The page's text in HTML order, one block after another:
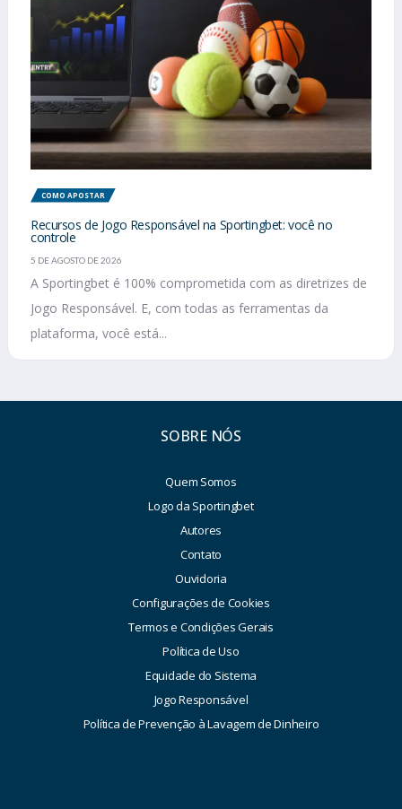
COMO APOSTAR
Recursos de Jogo Responsável na Sportingbet: você no
controle
5 DE AGOSTO DE 2026
A Sportingbet é 100% comprometida com as diretrizes de
Jogo Responsável. E, com todas as ferramentas da
plataforma, você está...
SOBRE NÓS
Quem Somos
Logo da Sportingbet
Autores
Contato
Ouvidoria
Configurações de Cookies
Termos e Condições Gerais
Política de Uso
Equidade do Sistema
Jogo Responsável
Política de Prevenção à Lavagem de Dinheiro